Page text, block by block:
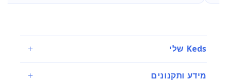
Keds שלי
מידע ותקנונים